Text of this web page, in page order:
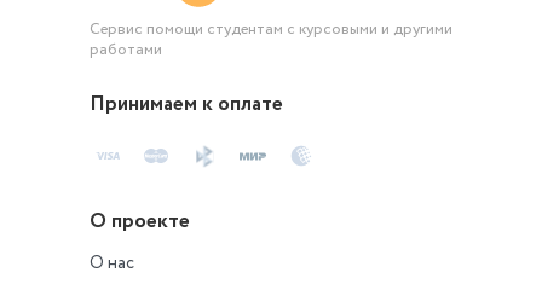
Сервис помощи студентам с курсовыми и другими
работами
Принимаем к оплате
О проекте
О нас